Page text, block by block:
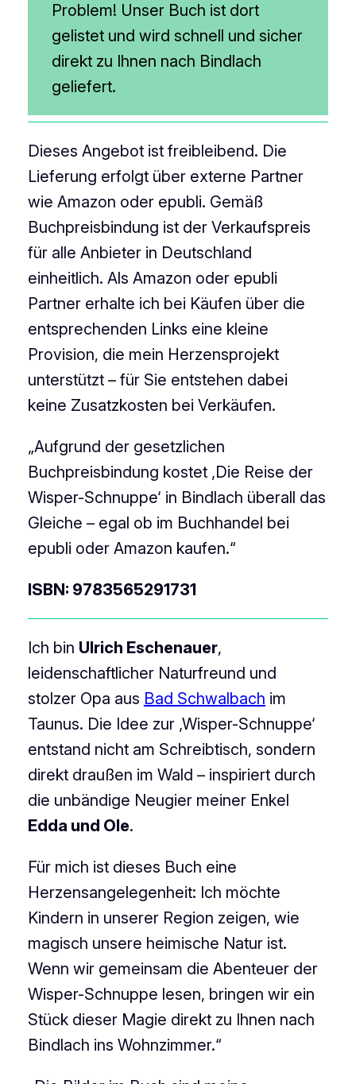
Problem! Unser Buch ist dort
gelistet und wird schnell und sicher
direkt zu Ihnen nach Bindlach
geliefert.
Dieses Angebot ist freibleibend. Die
Lieferung erfolgt über externe Partner
wie Amazon oder epubli. Gemäß
Buchpreisbindung ist der Verkaufspreis
für alle Anbieter in Deutschland
einheitlich. Als Amazon oder epubli
Partner erhalte ich bei Käufen über die
entsprechenden Links eine kleine
Provision, die mein Herzensprojekt
unterstützt – für Sie entstehen dabei
keine Zusatzkosten bei Verkäufen.
„Aufgrund der gesetzlichen
Buchpreisbindung kostet ‚Die Reise der
Wisper-Schnuppe‘ in Bindlach überall das
Gleiche – egal ob im Buchhandel bei
epubli oder Amazon kaufen.“
ISBN: 9783565291731
Ich bin Ulrich Eschenauer,
leidenschaftlicher Naturfreund und
stolzer Opa aus Bad Schwalbach im
Taunus. Die Idee zur ‚Wisper-Schnuppe‘
entstand nicht am Schreibtisch, sondern
direkt draußen im Wald – inspiriert durch
die unbändige Neugier meiner Enkel
Edda und Ole.
Für mich ist dieses Buch eine
Herzensangelegenheit: Ich möchte
Kindern in unserer Region zeigen, wie
magisch unsere heimische Natur ist.
Wenn wir gemeinsam die Abenteuer der
Wisper-Schnuppe lesen, bringen wir ein
Stück dieser Magie direkt zu Ihnen nach
Bindlach ins Wohnzimmer.“